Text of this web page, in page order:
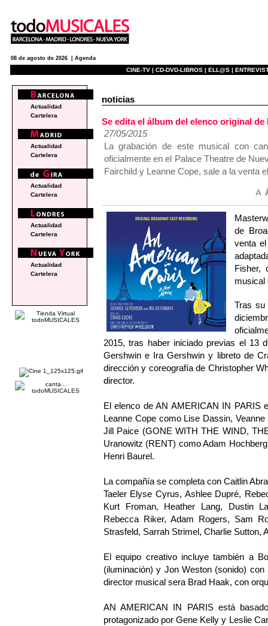
08 de agosto de 2026 | Agenda
CINE-TV | CD-DVD-LIBROS | ELL@S |
noticias
Se edita el álbum del elenco original
27/05/2015
La grabación de este musical con
oficialmente en el Palace Theatre de
Fairchild y Leanne Cope, sale a la venta
de
venta
Fisher,
musical
Tras su
2015, tras haber iniciado previas el 13
Gershwin e Ira Gershwin y libreto de
dirección y coreografía de Christopher
director.
El elenco de AN AMERICAN IN PARIS
Leanne Cope como Lise Dassin,
Jill Paice (GONE WITH THE WIND,
Uranowitz (RENT) como Adam
Henri Baurel.
La compañía se completa con Caitlin
Taeler Elyse Cyrus, Ashlee Dupré,
Kurt Froman, Heather Lang, Dustin
Rebecca Riker, Adam Rogers, Sam
Strasfeld, Sarrah Strimel, Charlie Sutton,
El equipo creativo incluye también a
(iluminación) y Jon Weston (sonido)
director musical sera Brad Haak, con
AN AMERICAN IN PARIS está
protagonizado por Gene Kelly y Leslie
Actualidad
Cartelera
Actualidad
Cartelera
Actualidad
Cartelera
Actualidad
Cartelera
Actualidad
Cartelera